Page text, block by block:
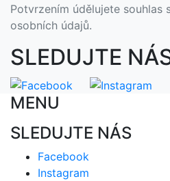
Potvrzením údělujete souhlas
osobních údajů.
SLEDUJTE
MENU
SLEDUJTE NÁS
Facebook
Instagram